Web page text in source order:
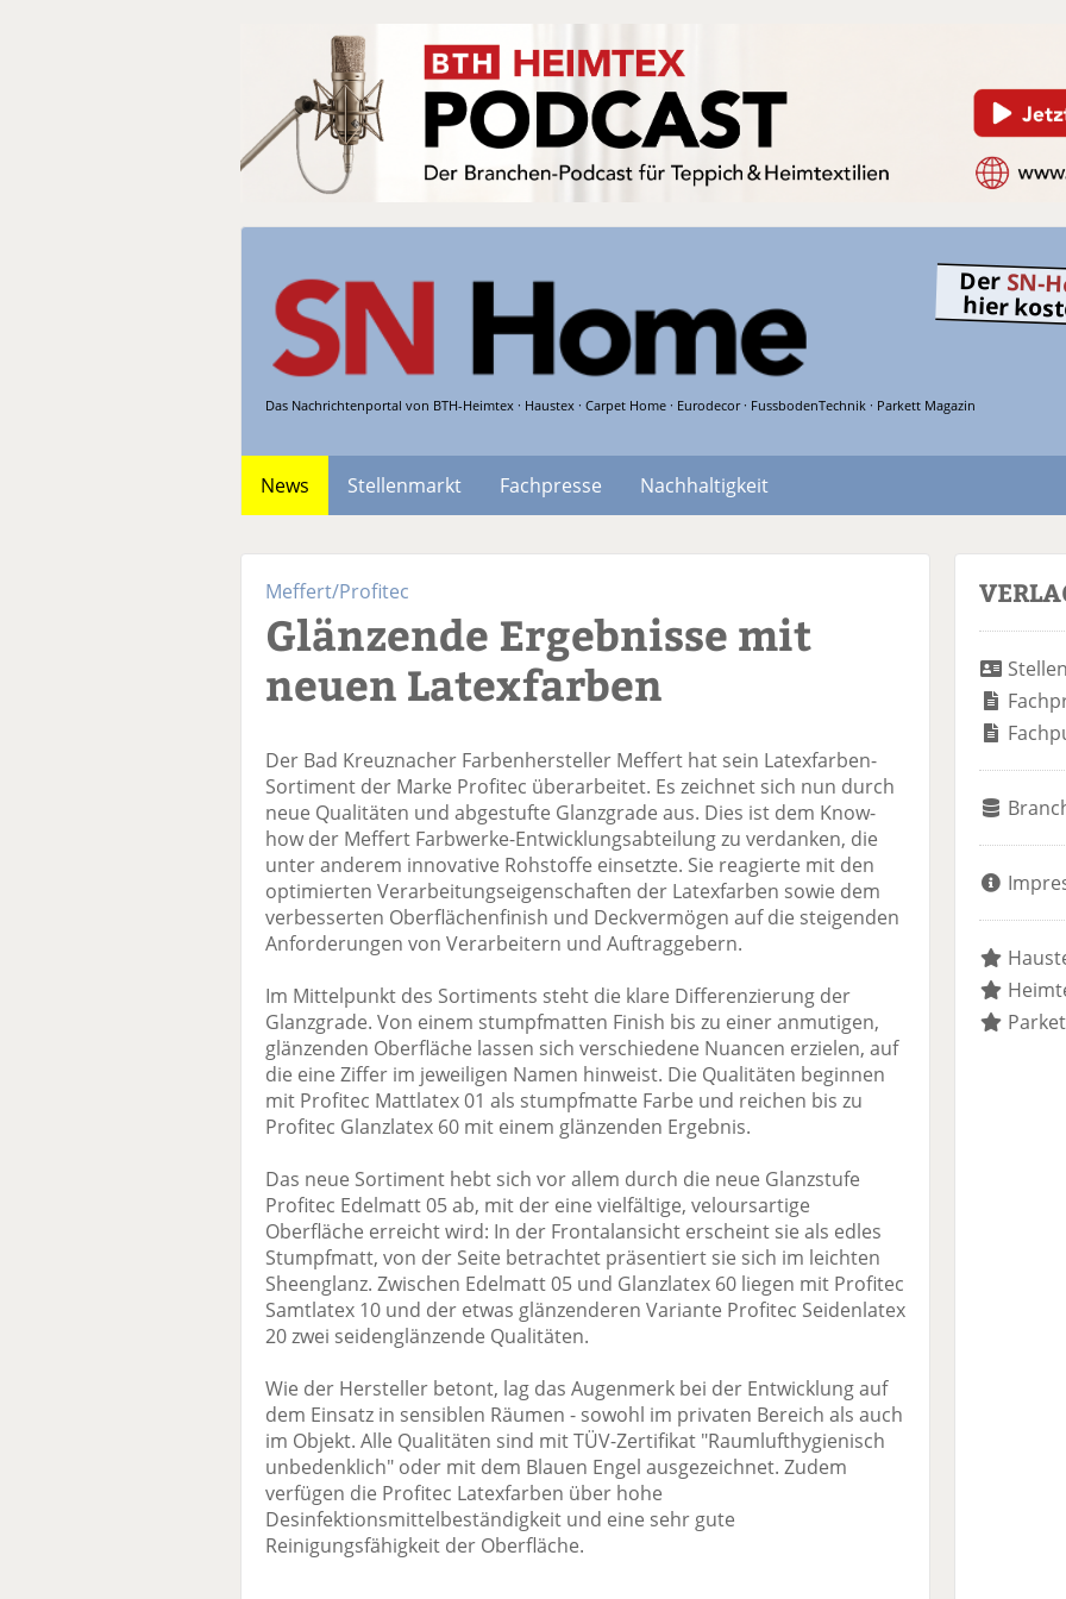
Das Nachrichtenportal von BTH-Heimtex · Haustex · Carpet Home · Eurodecor · FussbodenTechnik · Parkett Magazin
Der SN-
hier
News Stellenmarkt Fachpresse
Nachhaltigkeit
Meffert/Profitec
Glänzende Ergebnisse mit
neuen Latexfarben
Der Bad Kreuznacher Farbenhersteller Meffert hat sein Latexfarben-
Sortiment der Marke Profitec überarbeitet. Es zeichnet sich nun durch
neue Qualitäten und abgestufte Glanzgrade aus. Dies ist dem Know-
how der Meffert Farbwerke-Entwicklungsabteilung zu verdanken, die
unter anderem innovative Rohstoffe einsetzte. Sie reagierte mit den
optimierten Verarbeitungseigenschaften der Latexfarben sowie dem
verbesserten Oberflächenfinish und Deckvermögen auf die steigenden
Anforderungen von Verarbeitern und Auftraggebern.
Im Mittelpunkt des Sortiments steht die klare Differenzierung der
Glanzgrade. Von einem stumpfmatten Finish bis zu einer anmutigen,
glänzenden Oberfläche lassen sich verschiedene Nuancen erzielen, auf
die eine Ziffer im jeweiligen Namen hinweist. Die Qualitäten beginnen
mit Profitec Mattlatex 01 als stumpfmatte Farbe und reichen bis zu
Profitec Glanzlatex 60 mit einem glänzenden Ergebnis.
Das neue Sortiment hebt sich vor allem durch die neue Glanzstufe
Profitec Edelmatt 05 ab, mit der eine vielfältige, veloursartige
Oberfläche erreicht wird: In der Frontalansicht erscheint sie als edles
Stumpfmatt, von der Seite betrachtet präsentiert sie sich im leichten
Sheenglanz. Zwischen Edelmatt 05 und Glanzlatex 60 liegen mit Profitec
Samtlatex 10 und der etwas glänzenderen Variante Profitec Seidenlatex
20 zwei seidenglänzende Qualitäten.
Wie der Hersteller betont, lag das Augenmerk bei der Entwicklung auf
dem Einsatz in sensiblen Räumen - sowohl im privaten Bereich als auch
im Objekt. Alle Qualitäten sind mit TÜV-Zertifikat "Raumlufthygienisch
unbedenklich" oder mit dem Blauen Engel ausgezeichnet. Zudem
verfügen die Profitec Latexfarben über hohe
Desinfektionsmittelbeständigkeit und eine sehr gute
Reinigungsfähigkeit der Oberfläche.